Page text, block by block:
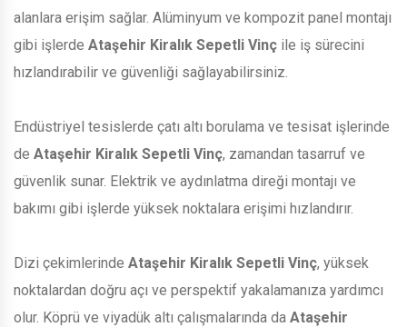
alanlara erişim sağlar. Alüminyum ve kompozit panel montajı
gibi işlerde Ataşehir Kiralık Sepetli Vinç ile iş sürecini
hızlandırabilir ve güvenliği sağlayabilirsiniz.
Endüstriyel tesislerde çatı altı borulama ve tesisat işlerinde
de Ataşehir Kiralık Sepetli Vinç, zamandan tasarruf ve
güvenlik sunar. Elektrik ve aydınlatma direği montajı ve
bakımı gibi işlerde yüksek noktalara erişimi hızlandırır.
Dizi çekimlerinde Ataşehir Kiralık Sepetli Vinç, yüksek
noktalardan doğru açı ve perspektif yakalamanıza yardımcı
olur. Köprü ve viyadük altı çalışmalarında da Ataşehir